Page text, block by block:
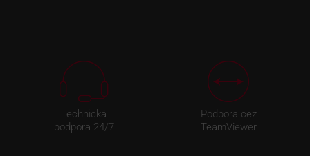
Technická
podpora 24/7
Podpora cez
TeamViewer